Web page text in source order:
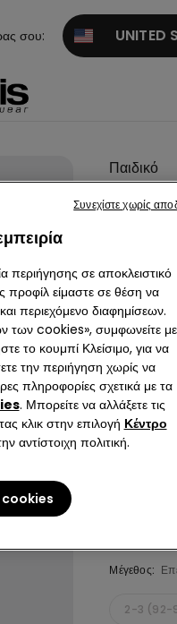
σου: UNITED
Παιδικό
Μπουφάν
με Τσέπες
και
Φερμουάρ
19,99 €
Χρώμα:
Μέγεθος:
2-3 (92-
περιήγησης σε αποκλειστικό
προφίλ είμαστε σε θέση να
περιεχόμενο διαφημίσεων.
των cookies», συμφωνείτε με
το κουμπί Κλείσιμο, για να
την περιήγηση χωρίς να
πληροφορίες σχετικά με τα
. Μπορείτε να αλλάξετε τις
κλικ στην επιλογή Κέντρο
αντίστοιχη πολιτική.
cookies
Συνεχίστε χωρίς